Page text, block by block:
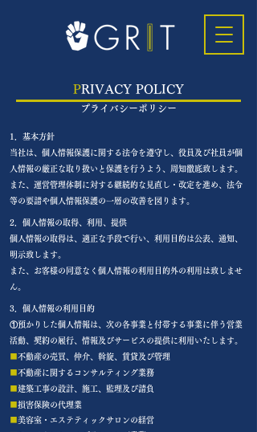
PRIVACY POLICY
​プライバシーポリシー
1．基本方針
当社は、個人情報保護に関する法令を遵守し、役員及び社員が個
人情報の厳正な取り扱いと保護を行うよう、周知徹底致します。
また、運営管理体制に対する継続的な見直し・改定を進め、法令
等の要請や個人情報保護の一層の改善を図ります。
2．個人情報の取得、利用、提供
個人情報の取得は、適正な手段で行い、利用目的は公表、通知、
明示致します。
また、お客様の同意なく個人情報の利用目的外の利用は致しませ
ん。
3．個人情報の利用目的
①預かりした個人情報は、次の各事業と付帯する事業に伴う営業
活動、契約の履行、情報及びサービスの提供に利用いたします。
不動産の売買、仲介、斡旋、賃貸及び管理
不動産に関するコンサルティング業務
建築工事の設計、施工、監理及び請負
損害保険の代理業
美容室・エステティックサロンの経営